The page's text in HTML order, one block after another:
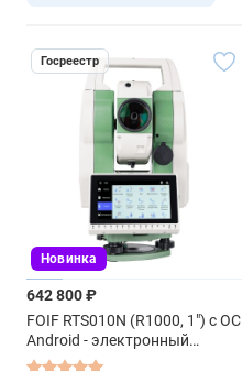
Госреестр
Новинка
642 800 ₽
FOIF RTS010N (R1000, 1") с ОС
Android - электронный
тахеометр